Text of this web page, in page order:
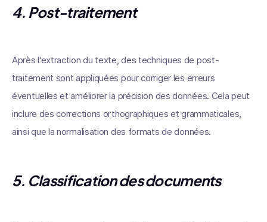
4. Post-traitement
Après l'extraction du texte, des techniques de post-
traitement sont appliquées pour corriger les erreurs
éventuelles et améliorer la précision des données. Cela peut
inclure des corrections orthographiques et grammaticales,
ainsi que la normalisation des formats de données.
5. Classification des documents